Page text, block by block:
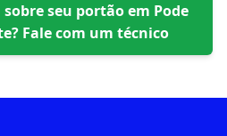
seu portão em Pode
? Fale com um técnico